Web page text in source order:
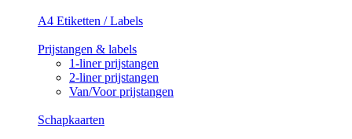
A4 Etiketten / Labels
Prijstangen & labels
1-liner prijstangen
2-liner prijstangen
Van/Voor prijstangen
Schapkaarten